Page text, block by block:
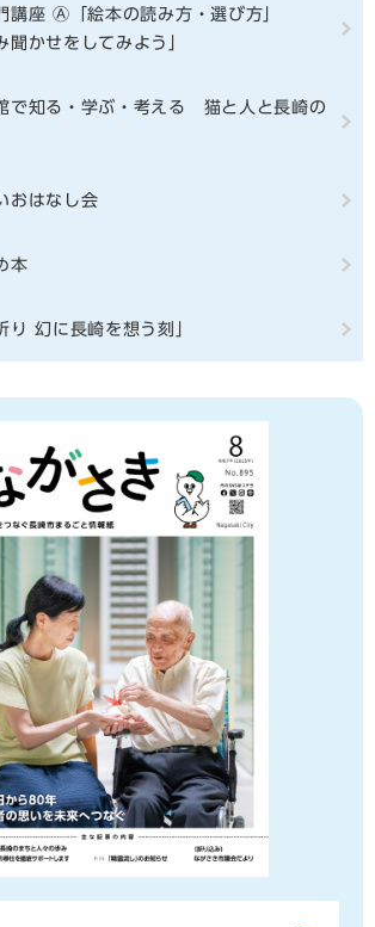
講座 Ⓐ「絵本の読み方・選び方」
かせをしてみよう」
で知る・学ぶ・考える 猫と人と長崎の
おはなし会
本
り 幻に長崎を想う刻」